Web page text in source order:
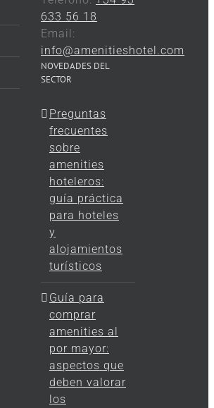
633 56 18
Email:
info@amenitieshotel.com
NOVEDADES DEL
SECTOR
Preguntas
frecuentes
sobre
amenities
hoteleros:
guía práctica
para hoteles
y
alojamientos
turísticos
Guía para
comprar
amenities al
por mayor:
aspectos que
deben valorar
los